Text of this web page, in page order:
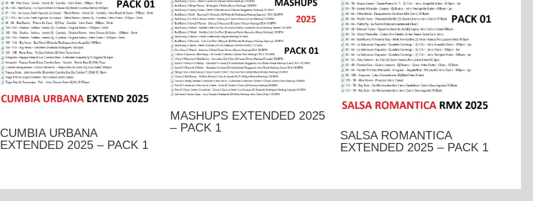
CUMBIA URBANA
EXTENDED 2025 – PACK 1
MASHUPS EXTENDED 2025
– PACK 1
SALSA ROMANTICA
EXTENDED 2025 – PACK 1